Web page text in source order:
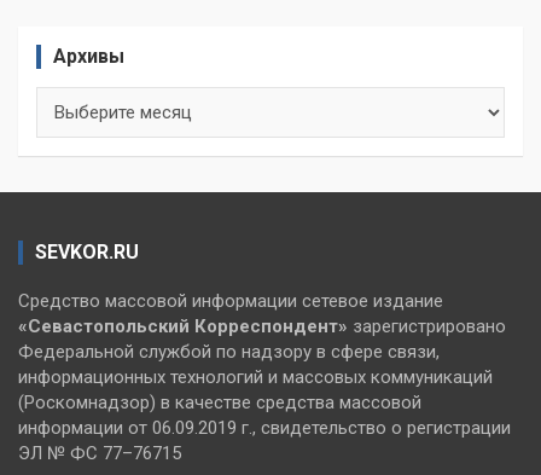
Архивы
SEVKOR.RU
Средство массовой информации сетевое издание
«Севастопольский Корреспондент» зарегистрировано
Федеральной службой по надзору в сфере связи,
информационных технологий и массовых коммуникаций
(Роскомнадзор) в качестве средства массовой
информации от 06.09.2019 г., свидетельство о регистрации
ЭЛ № ФС 77–76715